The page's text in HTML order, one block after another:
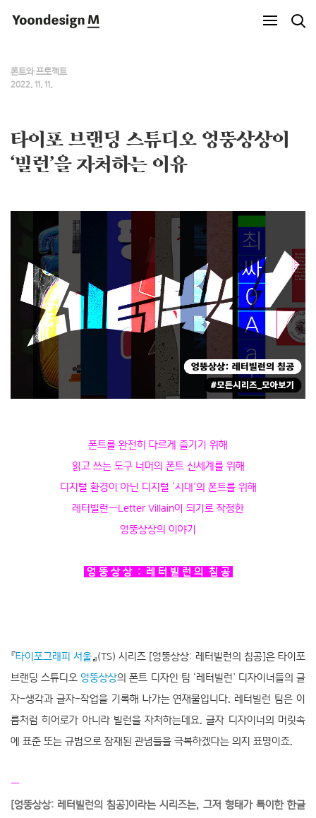
Yoondesign M
폰트와 프로젝트
2022. 11. 11.
타이포 브랜딩 스튜디오 엉뚱상상이
‘빌런’을 자처하는 이유
폰트를 완전히 다르게 즐기기 위해
읽고 쓰는 도구 너머의 폰트 신세계를 위해
디지털 환경이 아닌 디지털 ‘시대’의 폰트를 위해
레터빌런—Letter Villain이 되기로 작정한
엉뚱상상의 이야기
엉 뚱 상 상 : 레 터 빌 런 의 침 공
『타이포그래피 서울 』(TS) 시리즈 [엉뚱상상: 레터빌런의 침공]은 타이포
브랜딩 스튜디오엉뚱상상의 폰트 디자인 팀 ‘레터빌런’ 디자이너들의 글
자-생각과 글자-작업을 기록해 나가는 연재물입니다. 레터빌런 팀은 이
름처럼 히어로가 아니라 빌런을 자처하는데요. 글자 디자이너의 머릿속
에 표준 또는 규범으로 잠재된 관념들을 극복하겠다는 의지 표명이죠.
—
[엉뚱상상: 레터빌런의 침공]이라는 시리즈는, 그저 형태가 특이한 한글